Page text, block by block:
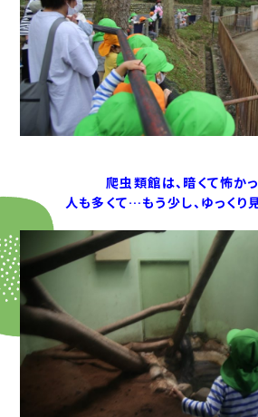
爬虫類館は、暗くて怖か
人も多くて…もう少し、ゆっく